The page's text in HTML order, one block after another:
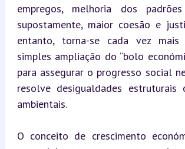
empregos, melhoria dos
supostamente, maior coesão e
entanto, torna-se cada vez
simples ampliação do “bolo
para assegurar o progresso social
resolve desigualdades estruturais
ambientais.
O conceito de crescimento